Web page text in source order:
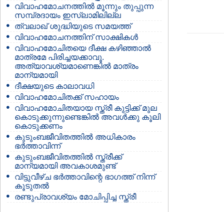
വിവാഹമോചനത്തില്‍ മൂന്നും തുപ്പുന്ന
സമ്പ്രദായം ഇസ്ലാമിലില്ല
ത്വലാഖ് ശുദ്ധിയുടെ സമയത്ത്
വിവാഹമോചനത്തിന് സാക്ഷികള്‍
വിവാഹമോചിതയെ ദീക്ഷ കഴിഞ്ഞാല്‍
മാത്രമേ പിരിച്ചയക്കാവൂ.
അത്യാവശ്യമാണെങ്കില്‍ മാത്രം
മാന്യമായി
ദീക്ഷയുടെ കാലാവധി
വിവാഹമോചിതക്ക് സഹായം
വിവാഹമോചിതയായ സ്ത്രീ കുട്ടിക്ക് മുല
കൊടുക്കുന്നുണ്ടെങ്കില്‍ അവള്‍ക്കു കൂലി
കൊടുക്കണം
കുടുംബജീവിതത്തില്‍ അധികാരം
ഭര്‍ത്താവിന്ന്‍
കുടുംബജീവിതത്തില്‍ സ്ത്രീക്ക്
മാന്യമായി അവകാശമുണ്ട്
വിട്ടുവീഴ്ച ഭര്‍ത്താവിന്റെ ഭാഗത്ത് നിന്ന്‍
കൂടുതല്‍
രണ്ടുപ്രാവശ്യം മോചിപ്പിച്ച സ്ത്രീ